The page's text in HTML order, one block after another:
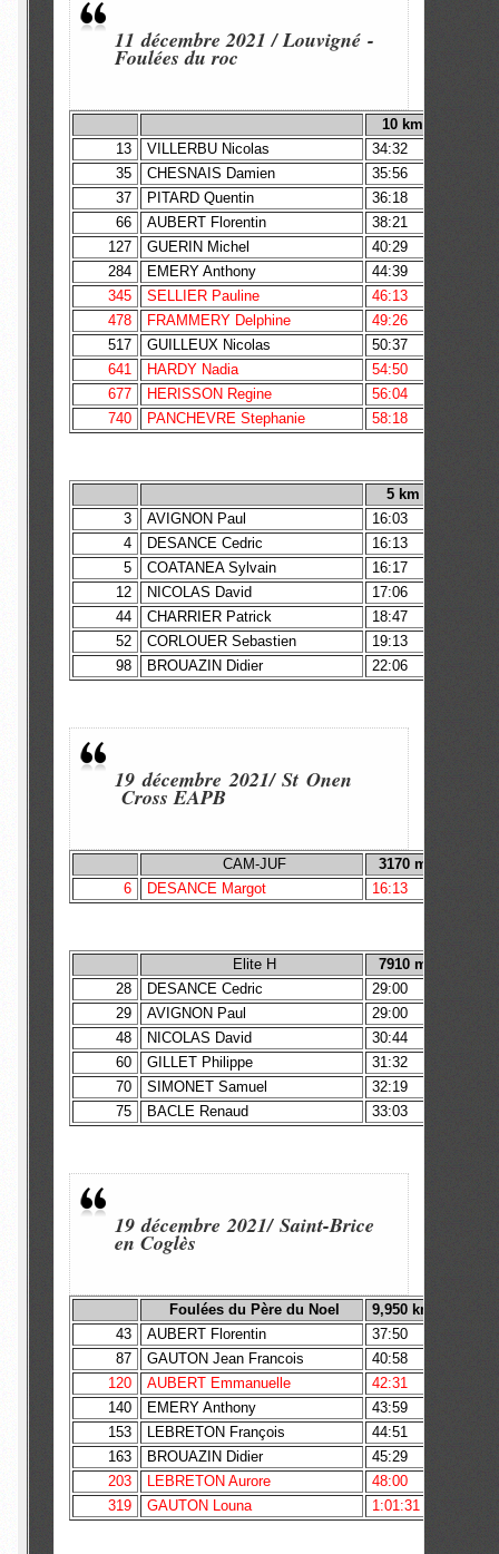
11 décembre 2021 / Louvigné -
Foulées du roc
10 km
13
VILLERBU Nicolas 34:32
35
CHESNAIS Damien
35:56
37
PITARD Quentin
36:18
66
AUBERT Florentin
38:21
127
GUERIN Michel
40:29
284
EMERY Anthony
44:39
345
SELLIER Pauline
46:13
478
FRAMMERY Delphine
49:26
517
GUILLEUX Nicolas
50:37
641
HARDY Nadia
54:50
677
HERISSON Regine
56:04
740
PANCHEVRE Stephanie 58:18
5 km
3
AVIGNON Paul 16:03
4
DESANCE Cedric 16:13
5
COATANEA Sylvain 16:17
12
NICOLAS David 17:06
44
CHARRIER Patrick
18:47
52
CORLOUER Sebastien
19:13
98
BROUAZIN Didier 22:06
19 décembre 2021/ St Onen
Cross EAPB
CAM-JUF 3170 m
6
DESANCE Margot 16:13
Elite H
7910 m
28
DESANCE Cedric
29:00
29
AVIGNON Paul
29:00
48
NICOLAS David
30:44
60
GILLET Philippe
31:32
70
SIMONET Samuel
32:19
75
BACLE Renaud 33:03
19 décembre 2021/ Saint-Brice
en Coglès
Foulées du Père du Noel
9,950 km
43
AUBERT Florentin
37:50
87
GAUTON Jean Francois
40:58
120
AUBERT Emmanuelle
42:31
140
EMERY Anthony
43:59
153
LEBRETON François
44:51
163
BROUAZIN Didier
45:29
203
LEBRETON Aurore
48:00
319
GAUTON Louna 1:01:31